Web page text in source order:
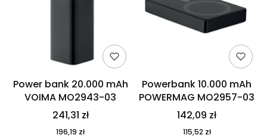
Power bank 20.000 mAh
VOIMA MO2943-03
241,31 zł
196,19 zł
Powerbank 10.000 mAh
POWERMAG MO2957-03
142,09 zł
115,52 zł